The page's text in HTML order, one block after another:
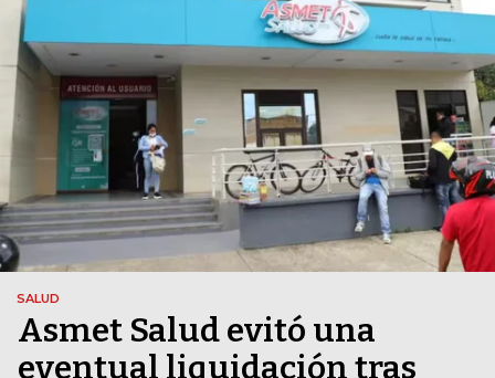
SALUD
Asmet Salud evitó una
eventual liquidación tras